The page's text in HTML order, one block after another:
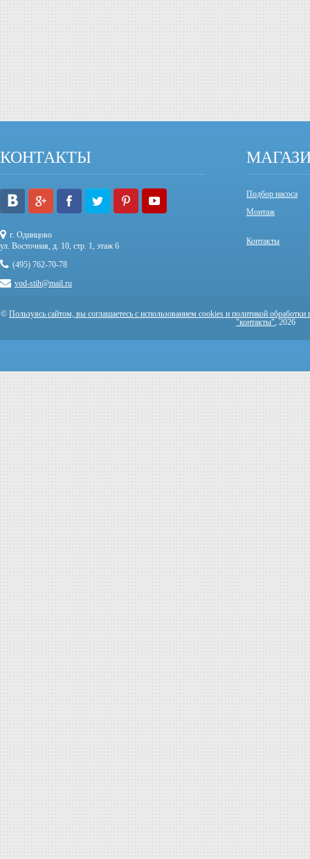
КОНТАКТЫ
г. Одинцово
ул. Восточная, д. 10, стр. 1, этаж 6
(495) 762-70-78
vod-stih@mail.ru
Подбор насоса
Монтаж
Контакты
© Пользуясь сайтом, вы соглашаетесь с использованием cookies и политикой
"контакты", 2026